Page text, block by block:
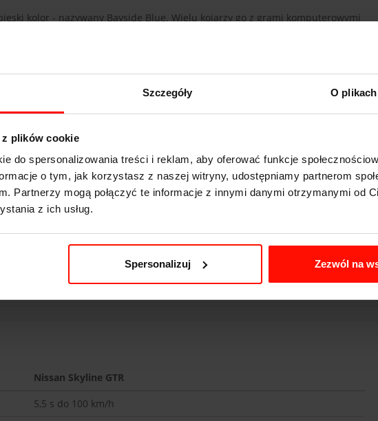
Szczegóły O
plików cookie
do spersonalizowania treści i reklam, aby oferować funkcje
o tym, jak korzystasz z naszej witryny, udostępniamy partnerom
Partnerzy mogą połączyć te informacje z innymi danymi otrzymanymi od
z ich usług.
Spersonalizuj Zezwól na
kolor - nazywany Bayside Blue. Wielu kojarzy go z grami komputerowymi
mocą silnika. Ta oscylowała wokół 280 KM - z powodu umowy, jaką
było w łatwy sposób zwiększyć, dzięki czemu Skyline GT-R stał się
nie dokonano żadnych modyfikacji.
stwierdzi, że wyśmienicie. Biegi wchodzą gładko i krótko, a kierownica ma
też jest ważne. Najlepsze w tym aucie jest to, jak bezpośrednio wszystko
więcej wspólnego z “naturalnie oddychającymi” wersjami. Nissan Skyline
Wyczucie sterowania, dokładna wiedza o tym, jak w danym
To prawdziwe auto dla prawdziwego kierowcy - żwawe, wesołe i ekscytujące.
Nissan Skyline GTR
5,5 s do 100 km/h